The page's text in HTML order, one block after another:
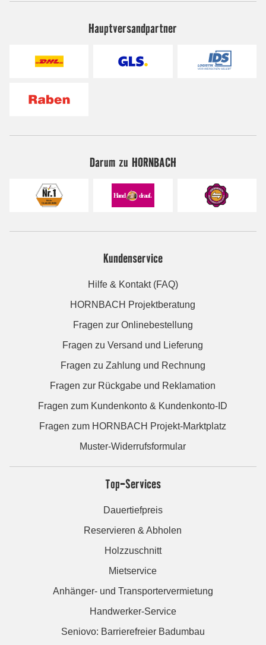
Hauptversandpartner
Darum zu HORNBACH
Kundenservice
Hilfe & Kontakt (FAQ)
HORNBACH Projektberatung
Fragen zur Onlinebestellung
Fragen zu Versand und Lieferung
Fragen zu Zahlung und Rechnung
Fragen zur Rückgabe und Reklamation
Fragen zum Kundenkonto & Kundenkonto-ID
Fragen zum HORNBACH Projekt-Marktplatz
Muster-Widerrufsformular
Top-Services
Dauertiefpreis
Reservieren & Abholen
Holzzuschnitt
Mietservice
Anhänger- und Transportervermietung
Handwerker-Service
Seniovo: Barrierefreier Badumbau